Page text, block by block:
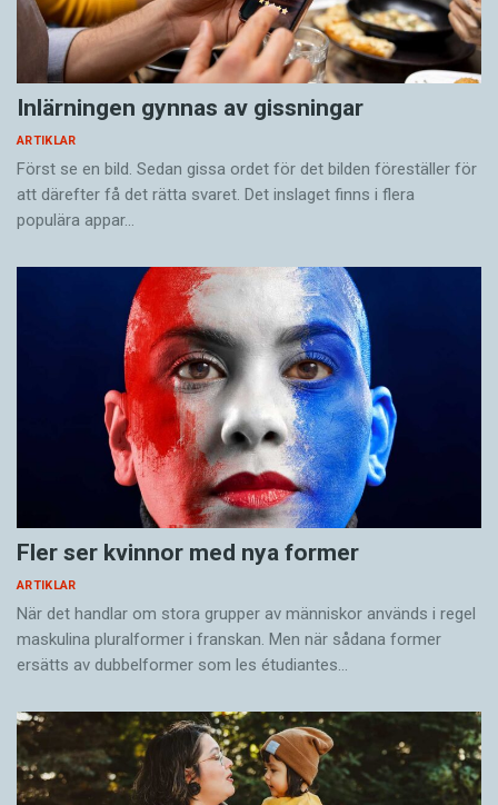
Inlärningen gynnas av gissningar
ARTIKLAR
Först se en bild. Sedan gissa ordet för det bilden föreställer för
att därefter få det rätta svaret. Det inslaget finns i flera
populära appar…
Fler ser kvinnor med nya former
ARTIKLAR
När det handlar om stora grupper av människor används i regel
maskulina pluralformer i franskan. Men när sådana ­former
ersätts av dubbel­former som les étudiantes…